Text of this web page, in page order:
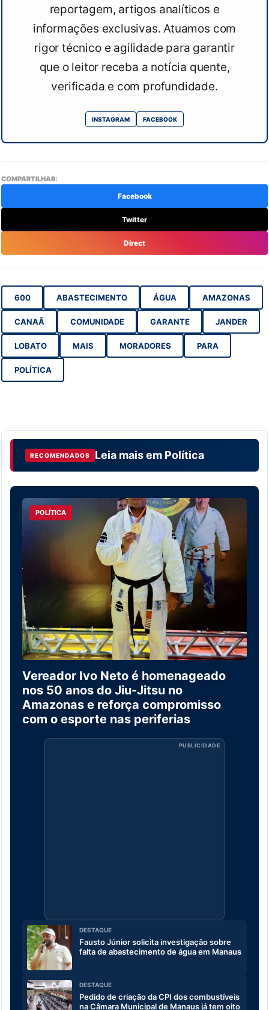
reportagem, artigos analíticos e
informações exclusivas. Atuamos com
rigor técnico e agilidade para garantir
que o leitor receba a notícia quente,
verificada e com profundidade.
INSTAGRAM FACEBOOK
COMPARTILHAR:
Facebook
Twitter
Direct
600 ABASTECIMENTO ÁGUA AMAZONAS
CANAÃ COMUNIDADE GARANTE JANDER
LOBATO MAIS MORADORES PARA
POLÍTICA
RECOMENDADOS Leia mais em Política
POLÍTICA
Vereador Ivo Neto é homenageado
nos 50 anos do Jiu-Jitsu no
Amazonas e reforça compromisso
com o esporte nas periferias
PUBLICIDADE
DESTAQUE
Fausto Júnior solicita investigação sobre
falta de abastecimento de água em Manaus
DESTAQUE
Pedido de criação da CPI dos combustíveis
na Câmara Municipal de Manaus já tem oito